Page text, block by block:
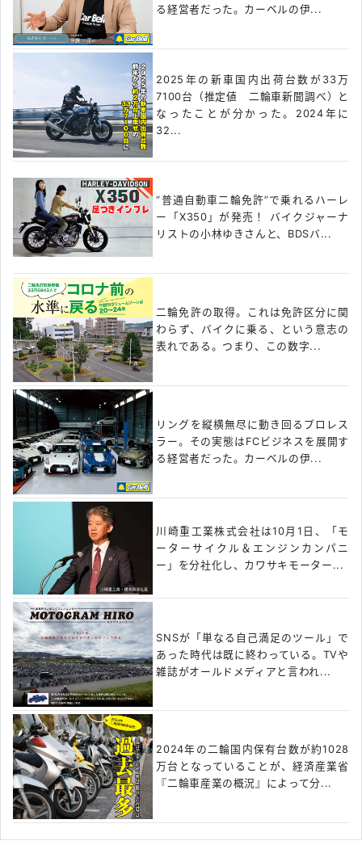
る経営者だった。カーベルの伊...
2025年の新車国内出荷台数が33万
7100台（推定値 二輪車新聞調べ）と
なったことが分かった。2024年に
32...
“普通自動車二輪免許”で乗れるハーレ
ー「X350」が発売！ バイクジャーナ
リストの小林ゆきさんと、BDSバ...
二輪免許の取得。これは免許区分に関
わらず、バイクに乗る、という意志の
表れである。つまり、この数字...
リングを縦横無尽に動き回るプロレス
ラー。その実態はFCビジネスを展開す
る経営者だった。カーベルの伊...
川崎重工業株式会社は10月1日、「モ
ーターサイクル＆エンジンカンパニ
ー」を分社化し、カワサキモーター...
SNSが「単なる自己満足のツール」で
あった時代は既に終わっている。TVや
雑誌がオールドメディアと言われ...
2024年の二輪国内保有台数が約1028
万台となっていることが、経済産業省
『二輪車産業の概況』によって分...